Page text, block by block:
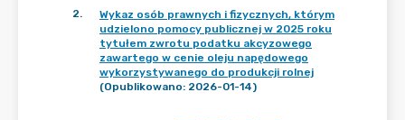
2.
Wykaz osób prawnych i fizycznych, którym
udzielono pomocy publicznej w 2025 roku
tytułem zwrotu podatku akcyzowego
zawartego w cenie oleju napędowego
wykorzystywanego do produkcji rolnej
(Opublikowano: 2026-01-14)